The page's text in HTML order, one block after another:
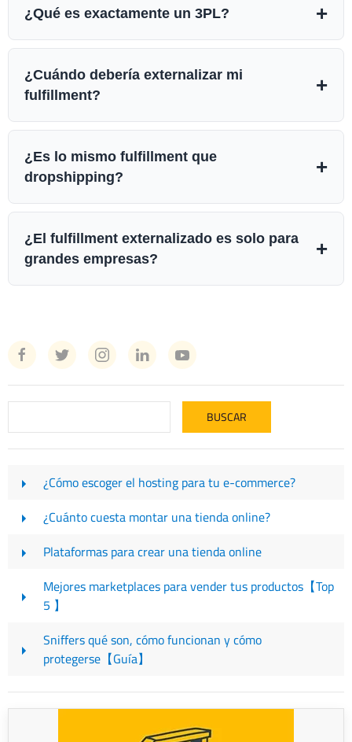
¿Qué es exactamente un 3PL? +
¿Cuándo debería externalizar mi
fulfillment?
+
¿Es lo mismo fulfillment que
dropshipping?
+
¿El fulfillment externalizado es solo para
grandes empresas?
+
¿Cómo escoger el hosting para tu e-commerce?
¿Cuánto cuesta montar una tienda online?
Plataformas para crear una tienda online
Mejores marketplaces para vender tus productos【Top
5 】
Sniffers qué son, cómo funcionan y cómo
protegerse【Guía】